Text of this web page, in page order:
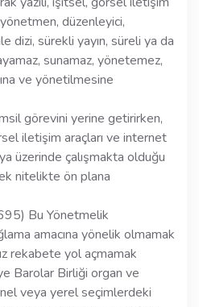
düzenleyici,
dizi, sürekli yayın, süreli ya da
sunamaz, yönetemez,
ve yönetilmesine
görevini yerine getirirken,
iletişim araçları ve internet
üzerinde çalışmakta olduğu
nitelikte ön plana
Bu Yönetmelik
amacına yönelik olmamak
rekabete yol açmamak
Barolar Birliği organ ve
veya yerel seçimlerdeki